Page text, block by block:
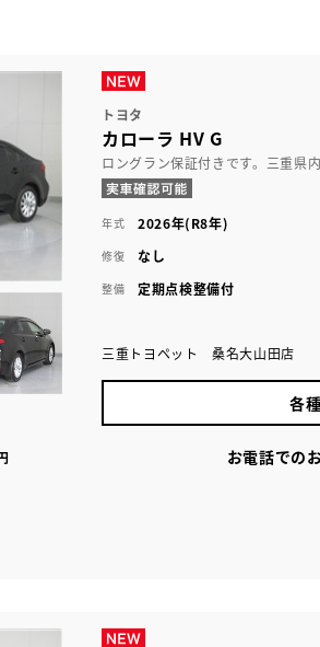
トヨタ
カローラ HV G
ロングラン保証付きです。三重県
年式 2026年(R8年)
修復 なし
整備 定期点検整備付
三重トヨペット 桑名大山田店
各
お電話での